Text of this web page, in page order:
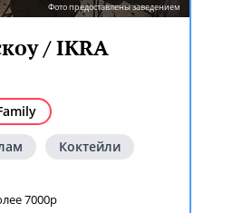
Фото предоставлены заведением
/ IKRA
Коктейли
7000р